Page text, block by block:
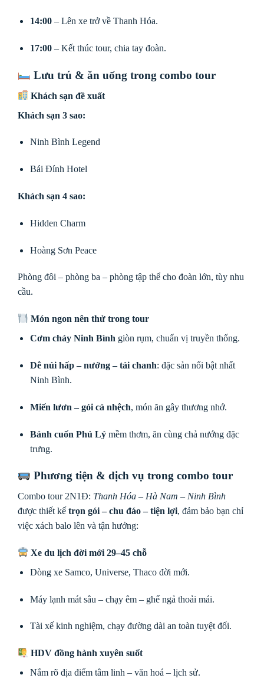
14:00– Lên xe trở về Thanh Hóa.
17:00– Kết thúc tour, chia tay đoàn.
Lưu trú & ăn uống trong combo tour
Khách sạn đề xuất
Khách sạn 3 sao:
Ninh Bình Legend
Bái Đính Hotel
Khách sạn 4 sao:
Hidden Charm
Hoàng Sơn Peace
Phòng đôi – phòng ba – phòng tập thể cho đoàn lớn, tùy nhu
cầu.
Món ngon nên thử trong tour
Cơm cháy Ninh Bình giòn rụm, chuẩn vị truyền thống.
Dê núi hấp – nướng – tái chanh: đặc sản nổi bật nhất
Ninh Bình.
Miến lươn – gỏi cá nhệch, món ăn gây thương nhớ.
Bánh cuốn Phủ Lýmềm thơm, ăn cùng chả nướng đặc
trưng.
Phương tiện & dịch vụ trong combo tour
Combo tour 2N1Đ: Thanh Hóa – Hà Nam – Ninh Bình
được thiết kế trọn gói – chu đáo – tiện lợi, đảm bảo bạn chỉ
việc xách balo lên và tận hưởng:
Xe du lịch đời mới 29–45 chỗ
Dòng xe Samco, Universe, Thaco đời mới.
Máy lạnh mát sâu – chạy êm – ghế ngả thoải mái.
Tài xế kinh nghiệm, chạy đường dài an toàn tuyệt đối.
HDV đồng hành xuyên suốt
Nắm rõ địa điểm tâm linh – văn hoá – lịch sử.